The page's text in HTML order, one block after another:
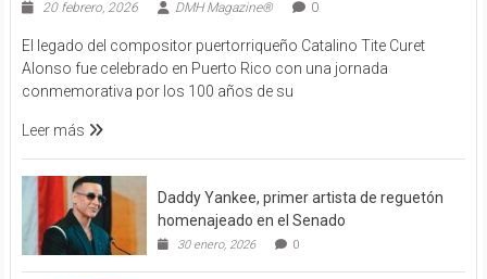
20 febrero, 2026 DMH Magazine® 0
El legado del compositor puertorriqueño Catalino Tite Curet
Alonso fue celebrado en Puerto Rico con una jornada
conmemorativa por los 100 años de su
Leer más
Daddy Yankee, primer artista de reguetón
homenajeado en el Senado
30 enero, 2026 0